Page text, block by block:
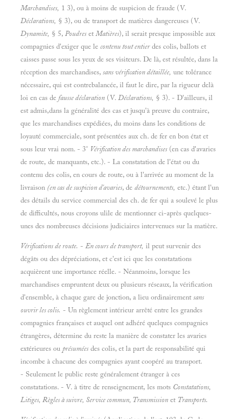
Marchandises, 1 3), ou à moins de suspicion de fraude (V.
Déclarations, § 3), ou de transport de matières dangereuses (V.
Dynamite, § 5, Poudres etMatières), il serait presque impossible aux
compagnies d'exiger que le contenu tout entierdes colis, ballots et
caisses passe sous les yeux de ses visiteurs. De là, est résultée, dans la
réception des marchandises, sans vérification détaillée, une tolérance
nécessaire, qui est contrebalancée, il faut le dire, par la rigueur delà
loi en cas de fausse déclaration (V. Déclarations, § 3). - D'ailleurs, il
est admis,dans la généralité des cas et jusqu'à preuve du contraire,
que les marchandises expédiées, du moins dans les conditions de
loyauté commerciale, sont présentées aux ch. de fer en bon état et
sous leur vrai nom. - 3° Vérification des marchandises (en cas d'avaries
de route, de manquants, etc.). - La constatation de l'état ou du
contenu des colis, en cours de route, ou à l'arrivée au moment de la
livraison (en cas de suspicion d'avaries, de détournements, etc.) étant l'un
des détails du service commercial des ch. de fer qui a soulevé le plus
de difficultés, nous croyons ulile de mentionner ci-après quelques-
unes des nombreuses décisions judiciaires intervenues sur la matière.
Vérifications de route. - En cours de transport, il peut survenir des
dégâts ou des dépréciations, et c'est ici que les constatations
acquièrent une importance réelle. - Néanmoins, lorsque les
marchandises empruntent deux ou plusieurs réseaux, la vérification
d'ensemble, à chaque gare de jonction, a lieu ordinairementsans
ouvrir les colis. - Un règlement intérieur arrêté entre les grandes
compagnies françaises et auquel ont adhéré quelques compagnies
étrangères, détermine du reste la manière de constater les avaries
extérieures ou présumées des colis, et la part de responsabilité qui
incombe à chacune des compagnies ayant coopéré au transport.
- Seulement le public reste généralement étranger à ces
constatations. - V. à titre de renseignement, les mots Constatations,
Litiges, Règles à suivre, Service commun, Transmission et Transports.